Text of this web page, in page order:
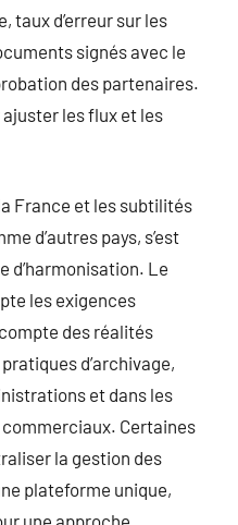
taux d’erreur sur les
signés avec le
des partenaires.
les flux et les
France et les subtilités
d’autres pays, s’est
d’harmonisation. Le
les exigences
des réalités
d’archivage,
et dans les
Certaines
la gestion des
plateforme unique,
une approche